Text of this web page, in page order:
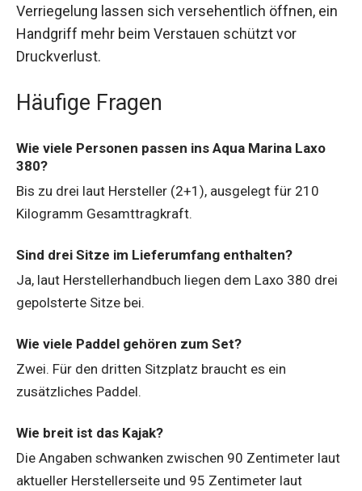
Verriegelung lassen sich versehentlich öffnen, ein
Handgriff mehr beim Verstauen schützt vor
Druckverlust.
Häufige Fragen
Wie viele Personen passen ins Aqua Marina Laxo
380?
Bis zu drei laut Hersteller (2+1), ausgelegt für 210
Kilogramm Gesamttragkraft.
Sind drei Sitze im Lieferumfang enthalten?
Ja, laut Herstellerhandbuch liegen dem Laxo 380 drei
gepolsterte Sitze bei.
Wie viele Paddel gehören zum Set?
Zwei. Für den dritten Sitzplatz braucht es ein
zusätzliches Paddel.
Wie breit ist das Kajak?
Die Angaben schwanken zwischen 90 Zentimeter laut
aktueller Herstellerseite und 95 Zentimeter laut